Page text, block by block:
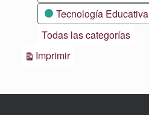
Tecnología Educativa
Todas las categorías
ImprimirVistas